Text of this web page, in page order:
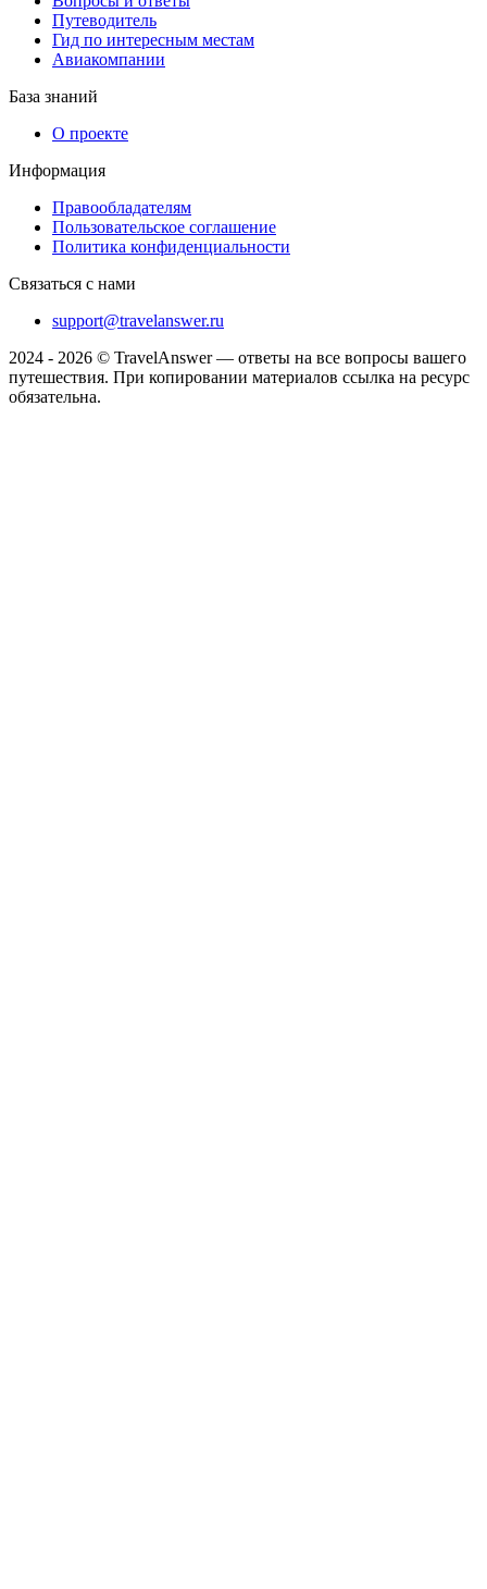
Путеводитель
Гид по интересным местам
Авиакомпании
База знаний
О проекте
Информация
Правообладателям
Пользовательское соглашение
Политика конфиденциальности
Связаться с нами
support@travelanswer.ru
2024 - 2026 © TravelAnswer — ответы на все вопросы вашего
путешествия. При копировании материалов ссылка на ресурс
обязательна.